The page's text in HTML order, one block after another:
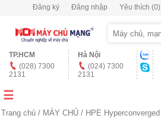
Đăng ký Đăng nhập Yêu thích (0)
TP.HCM
(028) 7300
2131
Hà Nội
(024) 7300
2131
Trang chủ / MÁY CHỦ / HPE Hyperconverged